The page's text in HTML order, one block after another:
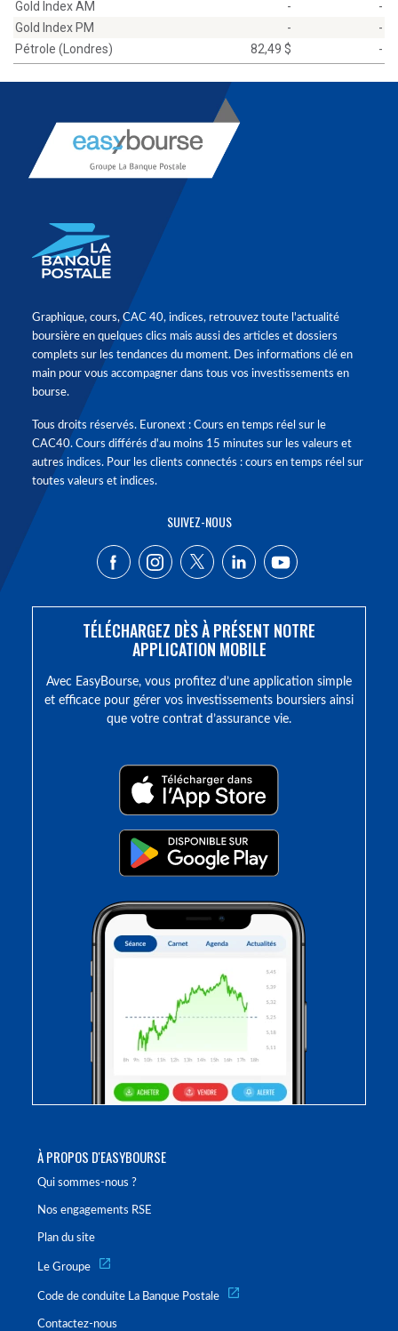
Gold Index AM -
-
Gold Index PM
-
-
Pétrole (Londres)
82,49 $ -
À PROPOS D'EASYBOURSE
Qui sommes-nous ?
Nos engagements RSE
Plan du site
Le Groupe
Code de conduite La Banque Postale
Contactez-nous
Graphique, cours, CAC 40, indices, retrouvez toute l'actualité
boursière en quelques clics mais aussi des articles et dossiers
complets sur les tendances du moment. Des informations clé en
main pour vous accompagner dans tous vos investissements en
bourse.
Tous droits réservés. Euronext : Cours en temps réel sur le
CAC40. Cours différés d'au moins 15 minutes sur les valeurs et
autres indices. Pour les clients connectés : cours en temps réel sur
toutes valeurs et indices.
SUIVEZ-NOUS
TÉLÉCHARGEZ DÈS À PRÉSENT NOTRE
APPLICATION MOBILE
Avec EasyBourse, vous profitez d’une application simple
et efficace pour gérer vos investissements boursiers ainsi
que votre contrat d’assurance vie.